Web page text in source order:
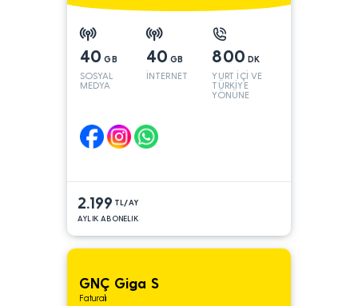
40 GB
SOSYAL
MEDYA
40 GB
İNTERNET
800 DK
YURT İÇİ VE
TÜRKİYE
YÖNÜNE
2.199 TL/AY
AYLIK ABONELIK
GNÇ Giga S
Faturalı